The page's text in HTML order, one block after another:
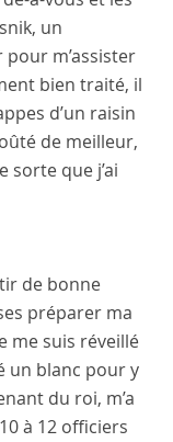
, un
m’assister
bien traité, il
d’un raisin
de meilleur,
que j’ai
de bonne
préparer ma
me suis réveillé
un blanc pour y
du roi, m’a
à 12 officiers